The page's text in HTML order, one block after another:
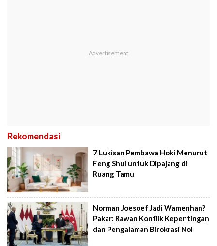
Rekomendasi
7 Lukisan Pembawa Hoki Menurut
Feng Shui untuk Dipajang di
Ruang Tamu
Norman Joesoef Jadi Wamenhan?
Pakar: Rawan Konflik Kepentingan
dan Pengalaman Birokrasi Nol